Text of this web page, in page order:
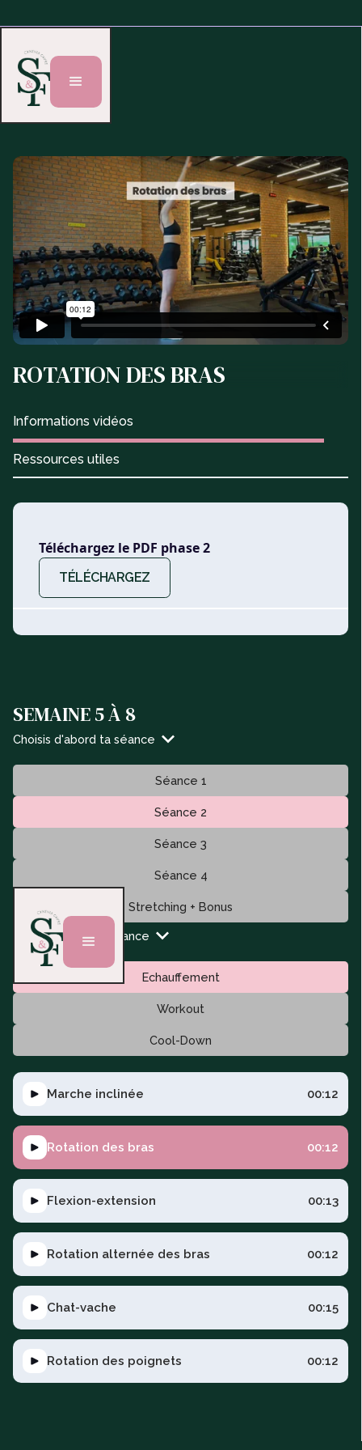
ROTATION DES BRAS
Informations vidéos
Ressources utiles
Téléchargez le PDF phase 2
TÉLÉCHARGEZ
SEMAINE 5 À 8
Choisis d'abord ta séance
Séance 1
Séance 2
Séance 3
Séance 4
Stretching + Bonus
Puis ton type de séance
Echauffement
Workout
Cool-Down
Marche inclinée 00:12
Rotation des bras 00:12
Flexion-extension 00:13
Rotation alternée des bras 00:12
Chat-vache 00:15
Rotation des poignets 00:12